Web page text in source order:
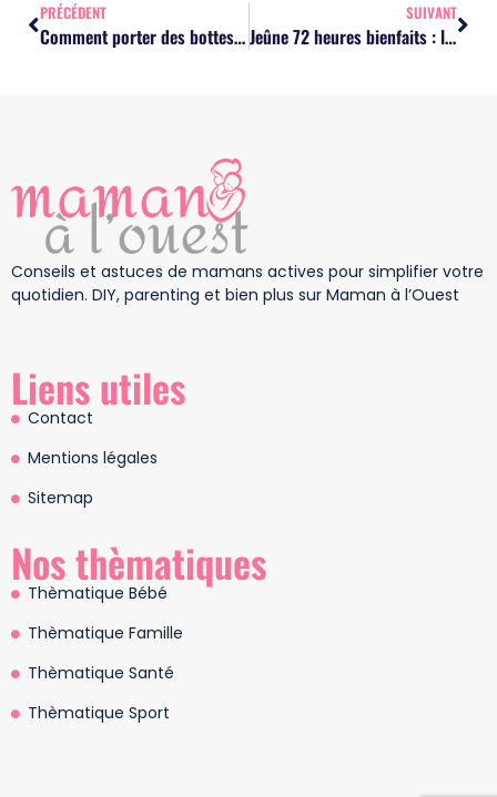
PRÉCÉDENT
Comment porter des bottes hautes marrons : le mélange de couleurs idéal ?
SUIVANT
Jeûne 72 heures bienfaits : le vrai impact sur la santé ?
Conseils et astuces de mamans actives pour simplifier votre
quotidien. DIY, parenting et bien plus sur Maman à l’Ouest
Liens utiles
Contact
Mentions légales
Sitemap
Nos thèmatiques
Thèmatique Bébé
Thèmatique Famille
Thèmatique Santé
Thèmatique Sport